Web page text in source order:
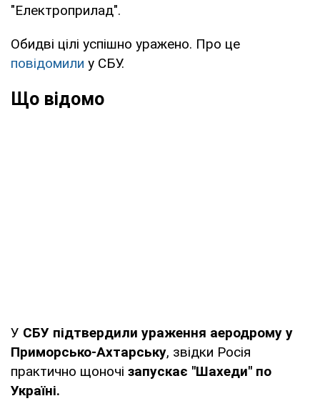
"Електроприлад".
Обидві цілі успішно уражено. Про це
повідомили у СБУ.
Що відомо
У СБУ підтвердили ураження аеродрому у
Приморсько-Ахтарську, звідки Росія
практично щоночі запускає "Шахеди" по
Україні.